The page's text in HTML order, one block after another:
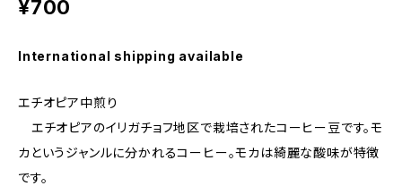
¥700
International shipping available
エチオピア中煎り
エチオピアのイリガチョフ地区で栽培されたコーヒー豆です。モ
カというジャンルに分かれるコーヒー。モカは綺麗な酸味が特徴
です。